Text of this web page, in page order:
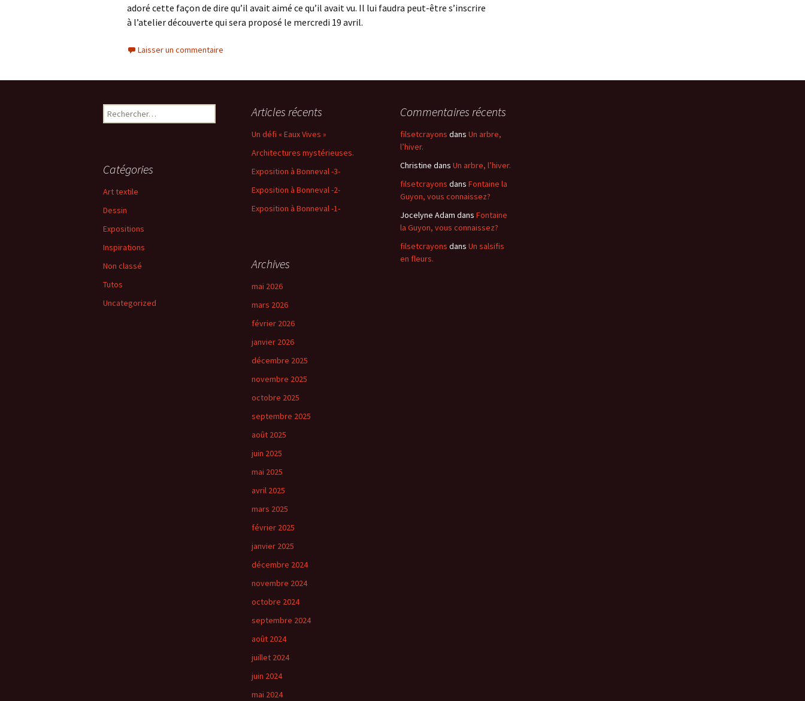
adoré cette façon de dire qu’il avait aimé ce qu’il avait vu. Il lui faudra peut-être s’inscrire
à l’atelier découverte qui sera proposé le mercredi 19 avril.
Laisser un commentaire
Rechercher : Articles récents
Un défi « Eaux Vives »
Architectures mystérieuses.
Exposition à Bonneval -3-
Exposition à Bonneval -2-
Exposition à Bonneval -1-
Commentaires récents
filsetcrayons dans Un arbre,
l’hiver.
Christine dans Un arbre, l’hiver.
filsetcrayons dans Fontaine la
Guyon, vous connaissez?
Jocelyne Adam dans Fontaine
la Guyon, vous connaissez?
filsetcrayons dans Un salsifis
en fleurs.
Catégories
Art textile
Dessin
Expositions
Inspirations
Non classé
Tutos
Uncategorized
Archives
mai 2026
mars 2026
février 2026
janvier 2026
décembre 2025
novembre 2025
octobre 2025
septembre 2025
août 2025
juin 2025
mai 2025
avril 2025
mars 2025
février 2025
janvier 2025
décembre 2024
novembre 2024
octobre 2024
septembre 2024
août 2024
juillet 2024
juin 2024
mai 2024